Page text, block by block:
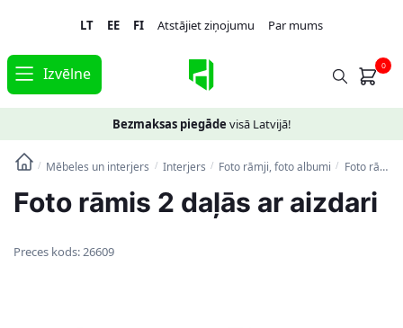
navigation
content
LT EE FI Atstājiet ziņojumu Par mums
Izvēlne 0
Bezmaksas piegāde visā Latvijā!
/ Mēbeles un interjers / Interjers / Foto rāmji, foto albumi / Foto rāmis 2 daļās ar aizdari
Foto rāmis 2 daļās ar aizdari
Preces kods:26609